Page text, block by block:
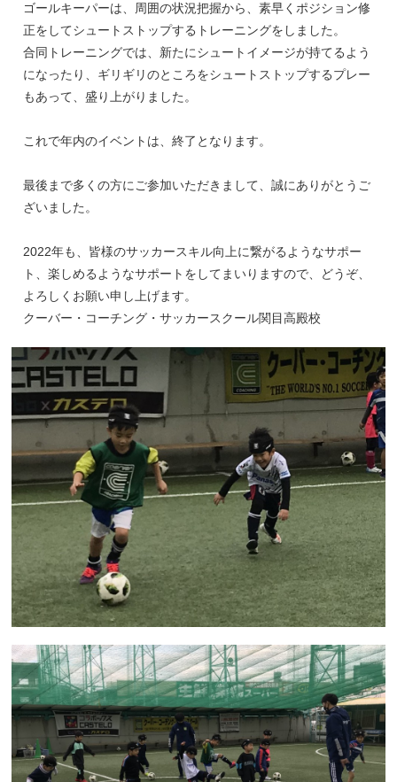
ゴールキーパーは、周囲の状況把握から、素早くポジション修
正をしてシュートストップするトレーニングをしました。
合同トレーニングでは、新たにシュートイメージが持てるよう
になったり、ギリギリのところをシュートストップするプレー
もあって、盛り上がりました。
これで年内のイベントは、終了となります。
最後まで多くの方にご参加いただきまして、誠にありがとうご
ざいました。
2022年も、皆様のサッカースキル向上に繋がるようなサポー
ト、楽しめるようなサポートをしてまいりますので、どうぞ、
よろしくお願い申し上げます。
クーバー・コーチング・サッカースクール関目高殿校